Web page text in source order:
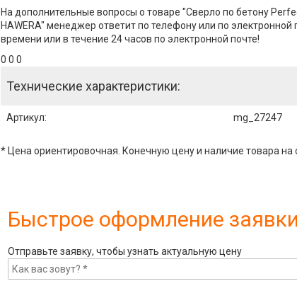
На дополнительные вопросы о товаре "Сверло по бетону
HAWERA" менеджер ответит по телефону или по
времени или в течение 24 часов по электронной почте!
0 0 0
Технические характеристики:
Артикул: mg_27247
* Цена ориентировочная. Конечную цену и наличие товара на
Быстрое оформление заявки
Отправьте заявку, чтобы узнать актуальную цену